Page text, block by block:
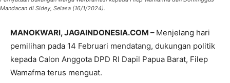
Mandacan di Sidey, Selasa (16/1/2024).
MANOKWARI, JAGAINDONESIA.COM – Menjelang hari
pemilihan pada 14 Februari mendatang, dukungan politik
kepada Calon Anggota DPD RI Dapil Papua Barat, Filep
Wamafma terus menguat.